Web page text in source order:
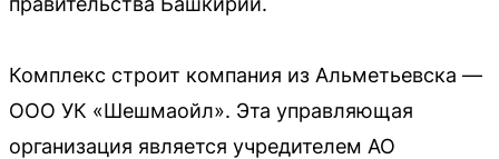
Комплекс строит компания из Альметьевска —
ООО УК «Шешмаойл». Эта управляющая
организация является учредителем АО